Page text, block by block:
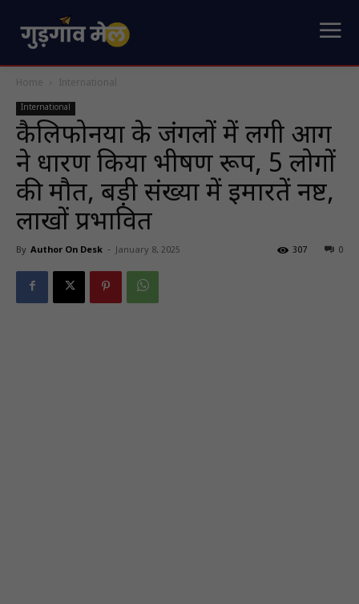
Home International
International
कैलिफोर्निया के जंगलों में लगी आग
ने धारण किया भीषण रूप, 5 लोगों
की मौत, बड़ी संख्या में इमारतें नष्ट,
लाखों प्रभावित
By Author On Desk - January 8, 2025 0
307